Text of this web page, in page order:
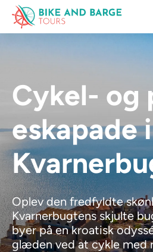
Cykel- og
eskapade i
Oplev den fredfyldte
Kvarnerbugtens skjulte
byer på en kroatisk
glæden ved at cykle med